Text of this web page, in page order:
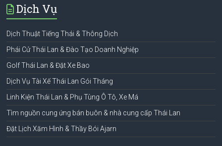
Dịch Vụ
Dịch Thuật Tiếng Thái & Thông Dịch
Phái Cử Thái Lan & Đào Tạo Doanh Nghiệp
Golf Thái Lan & Đặt Xe Bao
Dịch Vụ Tài Xế Thái Lan Gói Tháng
Linh Kiện Thái Lan & Phụ Tùng Ô Tô, Xe Má
Tìm nguồn cung ứng bán buôn & nhà cung cấp Thái Lan
Đặt Lịch Xăm Hình & Thầy Bói Ajarn